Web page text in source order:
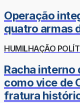
Operação
quatro armas
HUMILHAÇÃO
Racha interno
como vice de
fratura